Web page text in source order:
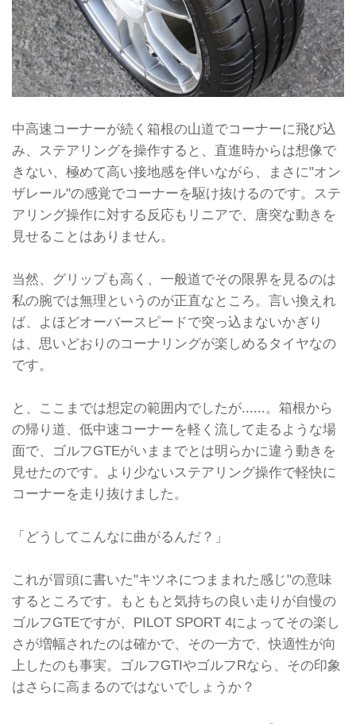
中高速コーナーが続く箱根の山道でコーナーに飛び込
み、ステアリングを操作すると、直進時からは想像で
きない、極めて高い接地感を伴いながら、まさに"オン
ザレール"の感覚でコーナーを駆け抜けるのです。ステ
アリング操作に対する反応もリニアで、唐突な動きを
見せることはありません。
当然、グリップも高く、一般道でその限界を見るのは
私の腕では無理というのが正直なところ。言い換えれ
ば、よほどオーバースピードで突っ込まないかぎり
は、思いどおりのコーナリングが楽しめるタイヤなの
です。
と、ここまでは想定の範囲内でしたが......。箱根から
の帰り道、低中速コーナーを軽く流して走るような場
面で、ゴルフGTEがいままでとは明らかに違う動きを
見せたのです。より少ないステアリング操作で軽快に
コーナーを走り抜けました。
「どうしてこんなに曲がるんだ？」
これが冒頭に書いた"キツネにつままれた感じ"の意味
するところです。もともと気持ちの良い走りが自慢の
ゴルフGTEですが、PILOT SPORT 4によってその楽し
さが増幅されたのは確かで、その一方で、快適性が向
上したのも事実。ゴルフGTIやゴルフRなら、その印象
はさらに高まるのではないでしょうか？